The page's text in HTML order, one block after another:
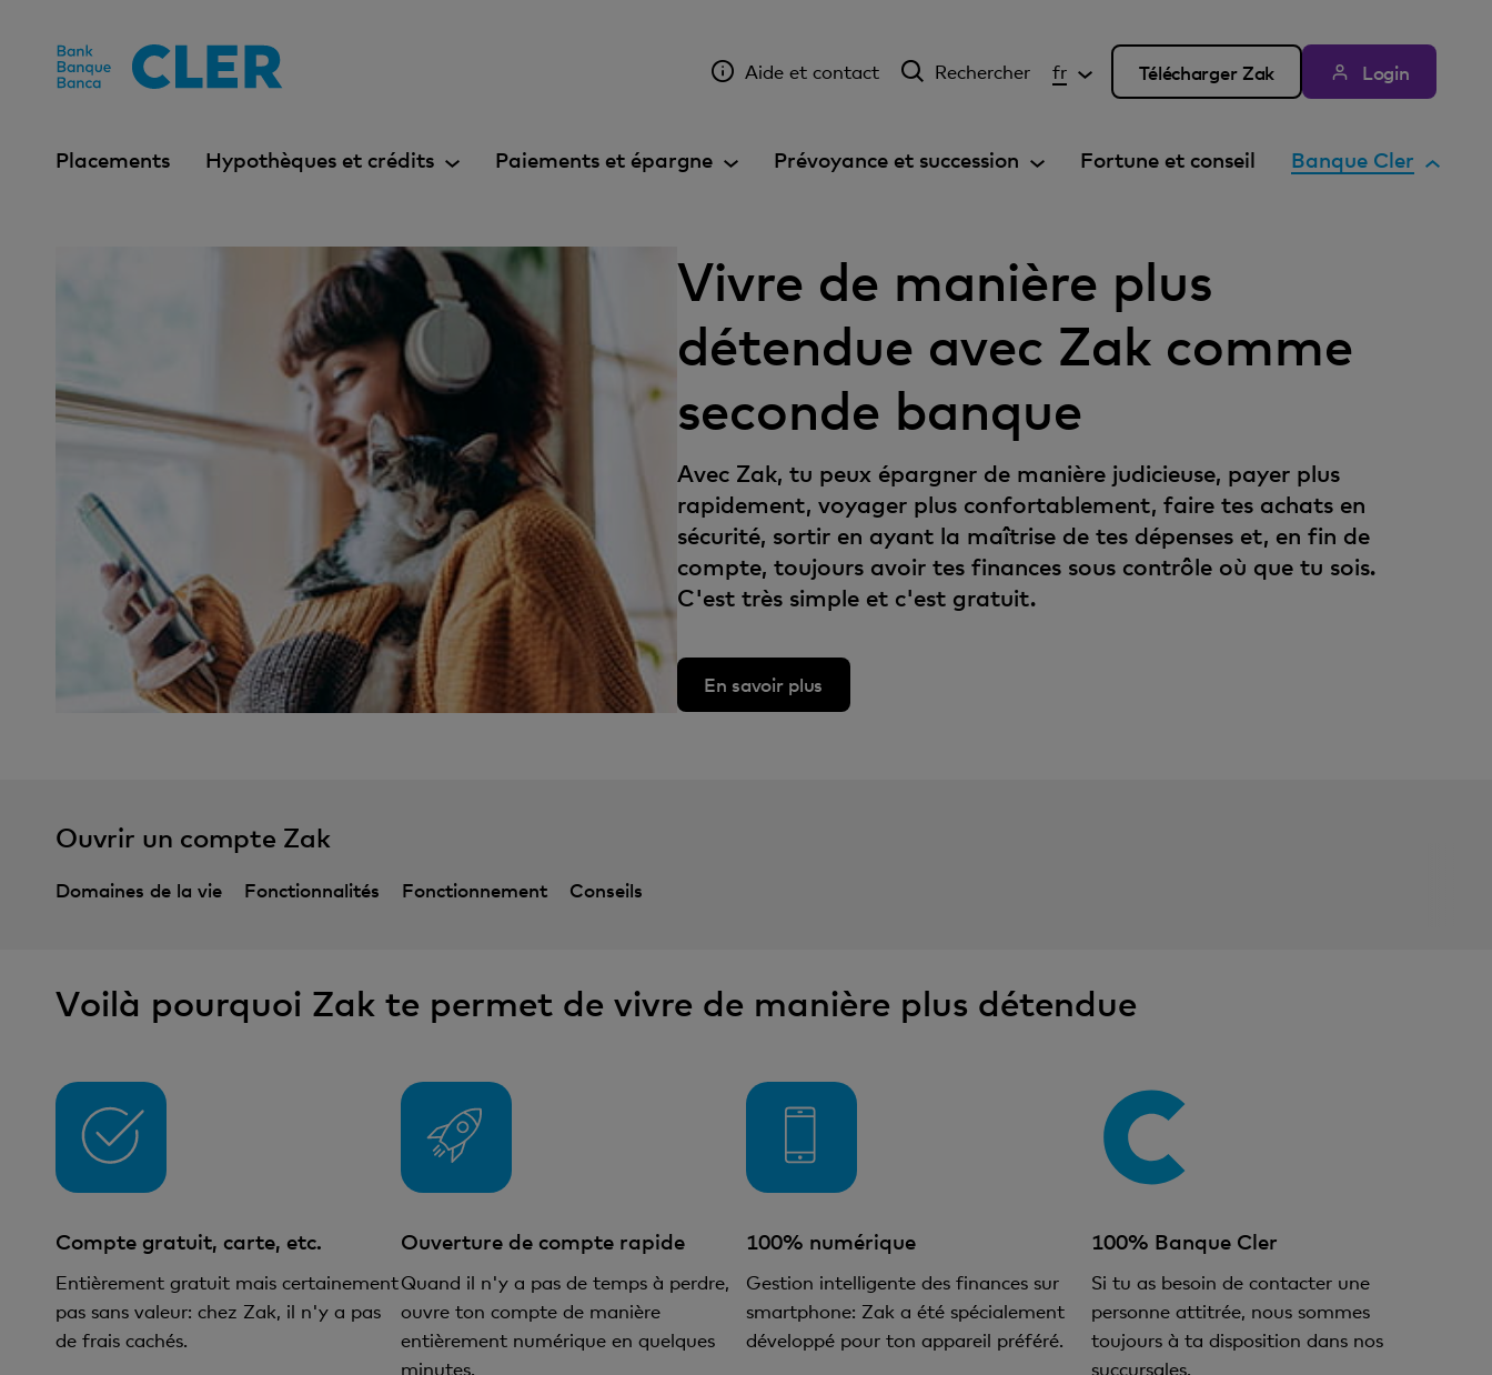
Aide et contact Rechercher fr Télécharger Zak Login
Placements Hypothèques et crédits Paiements et épargne Prévoyance et succession Fortune et conseil Banque Cler
Vivre de manière plus
détendue avec Zak comme
seconde banque
Avec Zak, tu peux épargner de manière judicieuse, payer plus
rapidement, voyager plus confortablement, faire tes achats en
sécurité, sortir en ayant la maîtrise de tes dépenses et, en fin de
compte, toujours avoir tes finances sous contrôle où que tu sois.
C'est très simple et c'est gratuit.
En savoir plus
Ouvrir un compte Zak
Domaines de la vie Fonctionnalités Fonctionnement Conseils
Voilà pourquoi Zak te permet de vivre de manière plus détendue
Compte gratuit, carte, etc.
Entièrement gratuit mais certainement
pas sans valeur: chez Zak, il n'y a pas
de frais cachés.
Ouverture de compte rapide
Quand il n'y a pas de temps à perdre,
ouvre ton compte de manière
entièrement numérique en quelques
minutes.
100% numérique
Gestion intelligente des finances sur
smartphone: Zak a été spécialement
développé pour ton appareil préféré.
100% Banque Cler
Si tu as besoin de contacter une
personne attitrée, nous sommes
toujours à ta disposition dans nos
succursales.